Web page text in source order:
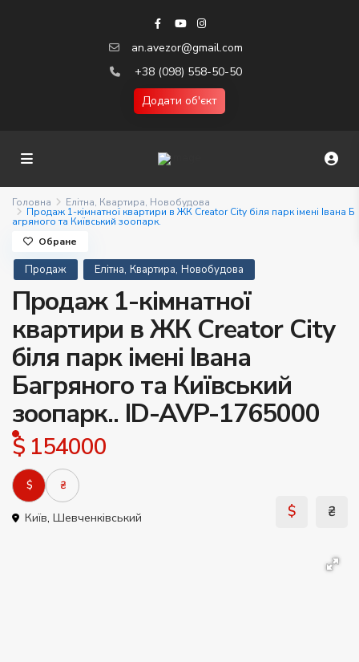
an.avezor@gmail.com
+38 (098) 558-50-50
Додати об'єкт
Головна Елітна, Квартира, Новобудова
Продаж 1-кімнатної квартири в ЖК Creator City біля парк імені Івана Б
агряного та Київський зоопарк.
Продаж Елітна, Квартира, Новобудова
Продаж 1-кімнатної
квартири в ЖК Creator City
біля парк імені Івана
Багряного та Київський
зоопарк.. ID-AVP-1765000
$ 154000
$ ₴
Київ, Шевченківський
Обране
$ ₴